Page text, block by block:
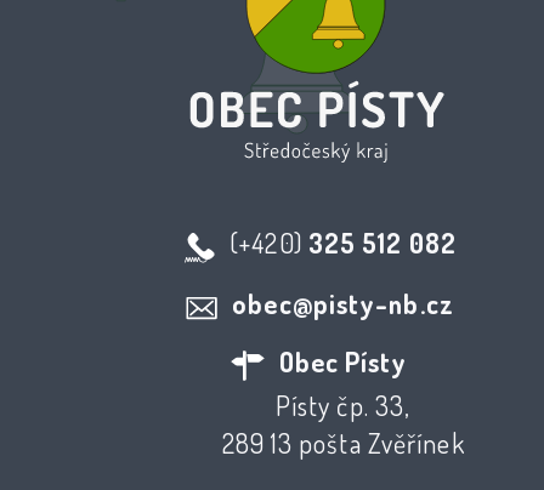
(+420) 325 512 082
obec@pisty-nb.cz
Obec Písty
Písty čp. 33,
289 13 pošta Zvěřínek